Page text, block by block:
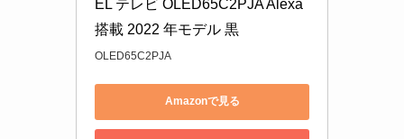
EL テレビ OLED65C2PJA Alexa
搭載 2022 年モデル 黒
OLED65C2PJA
Amazonで見る